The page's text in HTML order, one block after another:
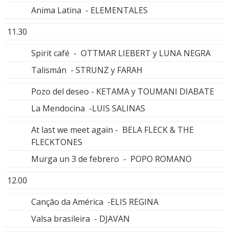
Anima Latina - ELEMENTALES
11.30
Spirit café - OTTMAR LIEBERT y LUNA NEGRA
Talismán - STRUNZ y FARAH
Pozo del deseo - KETAMA y TOUMANI DIABATE
La Mendocina -LUIS SALINAS
At last we meet again - BELA FLECK & THE
FLECKTONES
Murga un 3 de febrero - POPO ROMANO
12.00
Cançâo da América -ELIS REGINA
Valsa brasileira - DJAVAN